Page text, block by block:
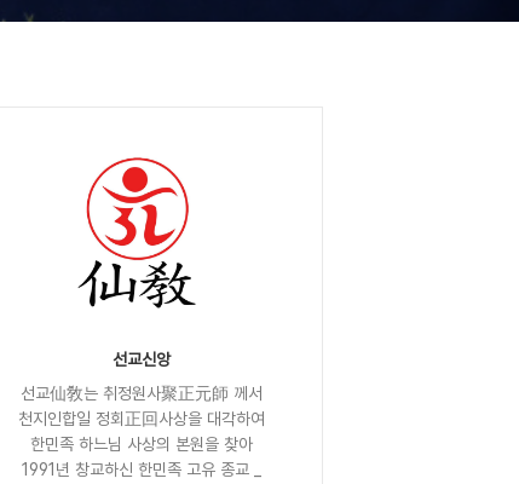
선교신앙
선교仙敎는 취정원사聚正元師 께서
천지인합일 정회正回사상을 대각하여
한민족 하느님 사상의 본원을 찾아
1991년 창교하신 한민족 고유 종교 _